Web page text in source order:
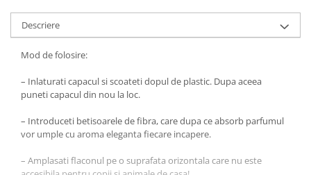
Descriere
Mod de folosire:
– Inlaturati capacul si scoateti dopul de plastic. Dupa aceea
puneti capacul din nou la loc.
– Introduceti betisoarele de fibra, care dupa ce absorb parfumul
vor umple cu aroma eleganta fiecare incapere.
– Amplasati flaconul pe o suprafata orizontala care nu este